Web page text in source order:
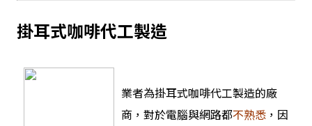
掛耳式咖啡代工製造
業者為掛耳式咖啡代工製造的廠
商，對於電腦與網路都不熟悉 ，因